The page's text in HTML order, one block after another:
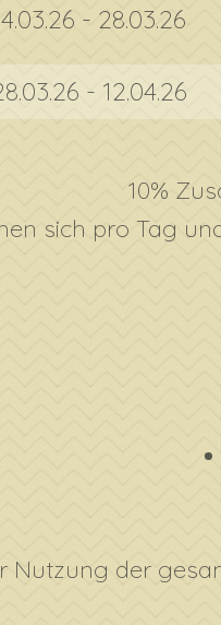
- 28.03.26
- 12.04.26
10%
sich pro Tag
Nutzung der